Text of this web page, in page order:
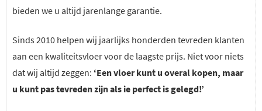
bieden we u altijd jarenlange garantie.
Sinds 2010 helpen wij jaarlijks honderden tevreden klanten
aan een kwaliteitsvloer voor de laagste prijs. Niet voor niets
dat wij altijd zeggen: ‘Een vloer kunt u overal kopen, maar
u kunt pas tevreden zijn als ie perfect is gelegd!’